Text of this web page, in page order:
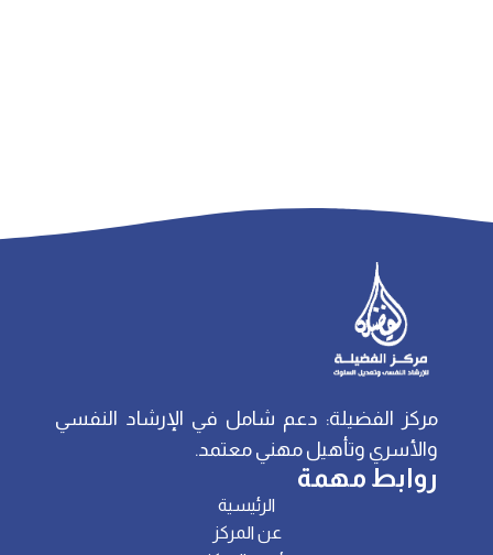
مركز الفضيلة: دعم شامل في الإرشاد النفسي
والأسري وتأهيل مهني معتمد.
روابط مهمة
الرئيسية
عن المركز